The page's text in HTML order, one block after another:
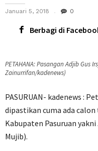
Januari 5, 2018 0
Berbagi di
PETAHANA: Pasangan Adjib Gus
Zainurrifan/kadenews)
PASURUAN- kadenews :
dipastikan cuma ada
Kabupaten Pasuruan yakni
Mujib).